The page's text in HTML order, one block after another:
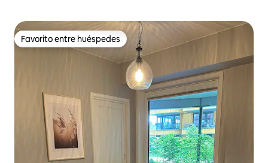
Favorito entre huéspedes
Favorito entre huéspedes